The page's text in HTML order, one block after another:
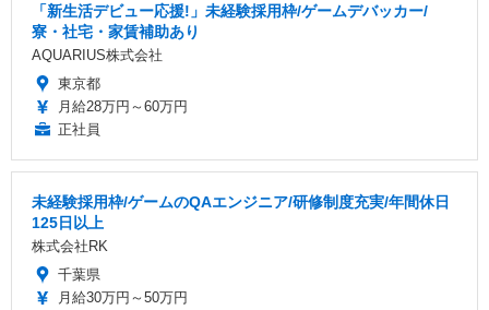
「新生活デビュー応援!」未経験採用枠/ゲームデバッカー/
寮・社宅・家賃補助あり
AQUARIUS株式会社
東京都
月給28万円～60万円
正社員
未経験採用枠/ゲームのQAエンジニア/研修制度充実/年間休日
125日以上
株式会社RK
千葉県
月給30万円～50万円